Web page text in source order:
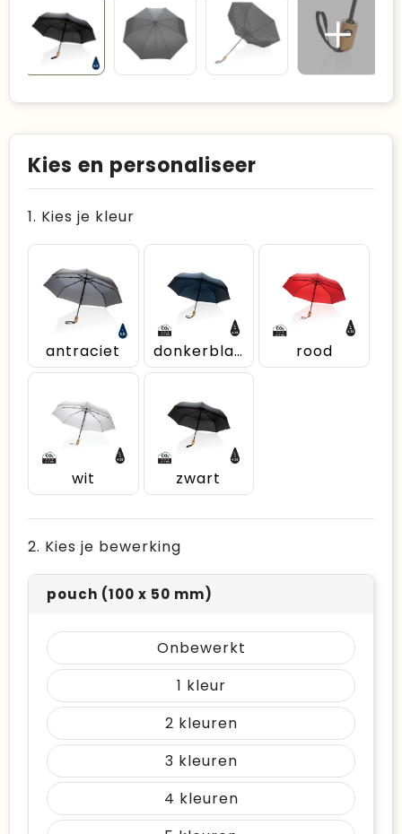
Kies en personaliseer
1. Kies je kleur
antraciet donkerblauw rood
wit zwart
2. Kies je bewerking
pouch (100 x 50 mm)
Onbewerkt
1
2
3
4